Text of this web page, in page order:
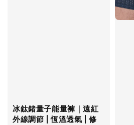
冰鈦鍺量子能量褲｜遠紅
外線調節 | 恆溫透氣 | 修